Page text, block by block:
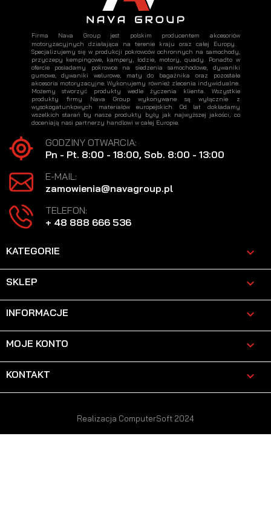
Firma Nava Group jest polskim producentem akcesoriów
motoryzacyjnych działająca na terenie kraju oraz całej Europy.
Specjalizujemy się w produkcji pokrowców ochronnych na samochody,
przyczepy kempingowe, kampery, łodzie, motory, quady. Ponadto w
ofercie posiadamy pokrowce na siedzenia samochodowe, dywaniki
gumowe, dywaniki welurowe, maty do bagażnika oraz pozostałe
akcesoria motoryzacyjne. Wykonujemy również zlecenia indywidualne.
Możemy stworzyć produkty wedle życzenia klienta. Wszystkie
produkty firmy Nava Group wykonywane są wyłącznie z
wysokogatunkowych materiałów europejskich. Od lat dokładamy
wszelkich starań by nasze produkty były jak najwyższej jakości, co
doceniają nasi partnerzy handlowi w całej Europie.
GODZINY OTWARCIA:
Pn - Pt. 8:00 - 18:00, Sob. 8:00 - 13:00
E-MAIL:
zamowienia@navagroup.pl
TELEFON:
+ 48 888 666 536
KATEGORIE 
SKLEP 
INFORMACJE 
MOJE KONTO 
KONTAKT keyboard_arrow_down
Realizacja ComputerSoft 2024